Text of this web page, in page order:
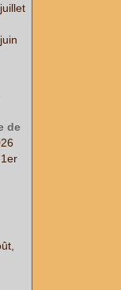
de